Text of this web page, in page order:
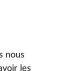
nous
les